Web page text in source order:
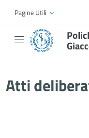
Skip to Main Content
Pagine Utili
Atti